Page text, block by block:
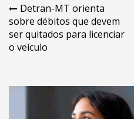
Navegação
de
Post
Detran-MT orienta
sobre débitos que devem
ser quitados para licenciar
o veículo